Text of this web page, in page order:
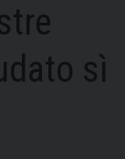
sì